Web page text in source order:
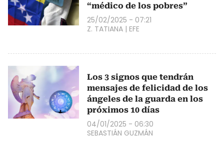
“médico de los pobres”
25/02/2025 - 07:21
Z. TATIANA | EFE
Los 3 signos que tendrán
mensajes de felicidad de los
ángeles de la guarda en los
próximos 10 días
04/01/2025 - 06:30
SEBASTIÁN GUZMÁN